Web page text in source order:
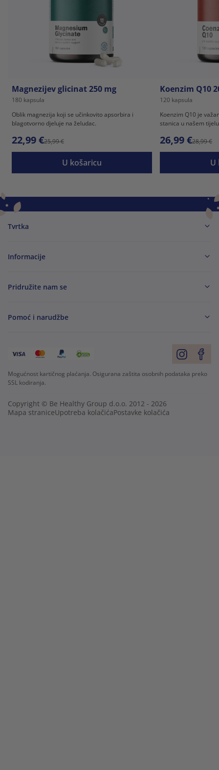
Magnezijev glicinat 250 mg
180 kapsula
Oblik magnezija koji se učinkovito apsorbira i
blagotvorno djeluje na želudac.
22,99 €25,99 €
U košaricu
Koenzim Q10
120 kapsula
Koenzim Q10 je
stanica u našem
26,99 €28,99 €
U
Tvrtka
Informacije
Pridružite nam se
Pomoć i narudžbe
Mogućnost kartičnog plaćanja. Osigurana zaštita osobnih podataka preko
SSL kodiranja.
Copyright © Be Healthy Group d.o.o. 2012 - 2026
Mapa straniceUpotreba kolačićaPostavke kolačića